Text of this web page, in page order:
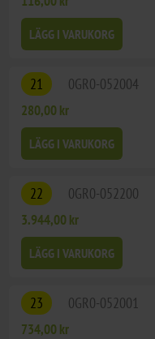
LÄGG I VARUKORG
21 0GR0-052004
280,00 kr
LÄGG I VARUKORG
22 0GR0-052200
3.944,00 kr
LÄGG I VARUKORG
23 0GR0-052001
734,00 kr